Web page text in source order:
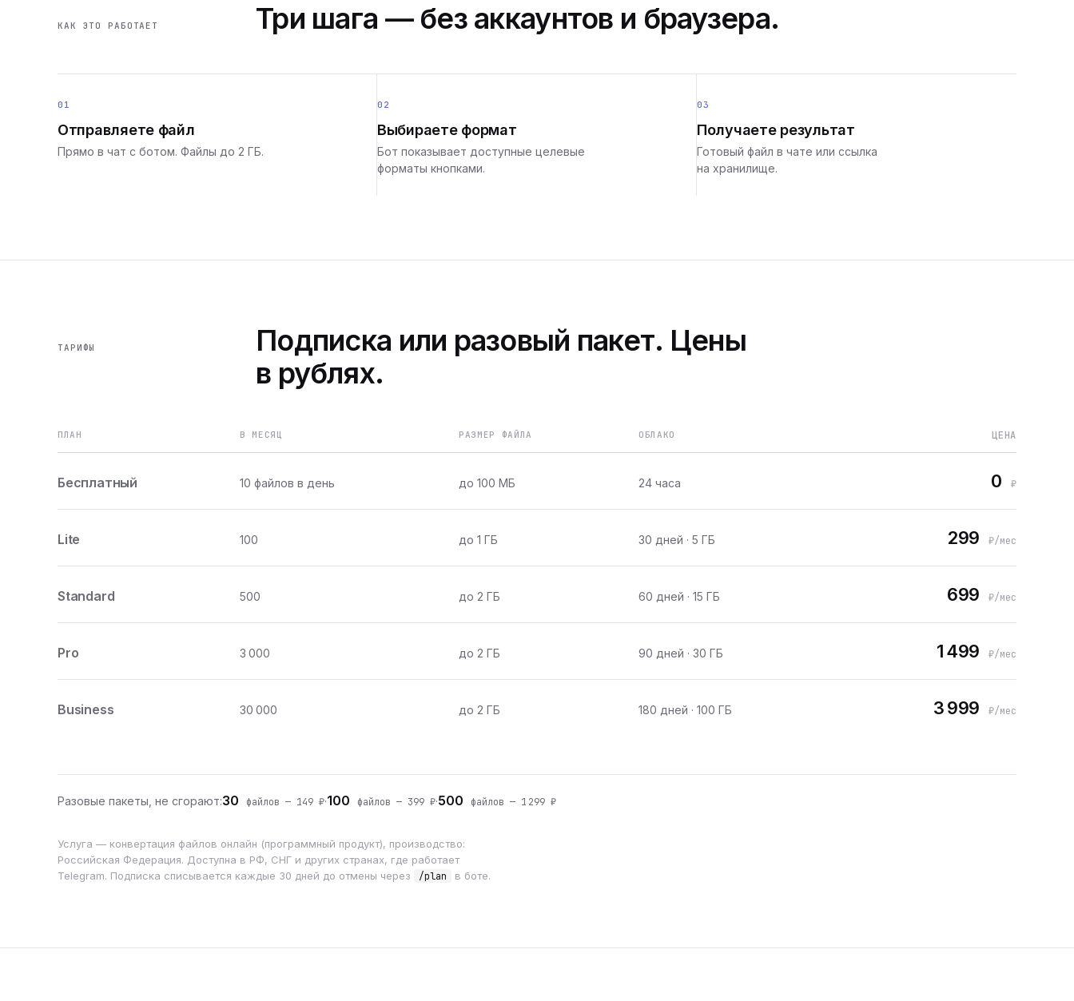
КАК ЭТО РАБОТАЕТ Три шага — без аккаунтов и браузера.
01
Отправляете файл
Прямо в чат с ботом. Файлы до 2 ГБ.
02
Выбираете формат
Бот показывает доступные целевые
форматы кнопками.
03
Получаете результат
Готовый файл в чате или ссылка
на хранилище.
ТАРИФЫ
Подписка или разовый пакет. Цены
в рублях.
ПЛАН В МЕСЯЦ РАЗМЕР ФАЙЛА ОБЛАКО ЦЕНА
Бесплатный 10 файлов в день до 100 МБ 24 часа 0 ₽
Lite 100 до 1 ГБ 30 дней · 5 ГБ 299 ₽/мес
Standard 500 до 2 ГБ 60 дней · 15 ГБ 699 ₽/мес
Pro 3 000 до 2 ГБ 90 дней · 30 ГБ 1 499 ₽/мес
Business 30 000 до 2 ГБ 180 дней · 100 ГБ 3 999 ₽/мес
Разовые пакеты, не сгорают:30 файлов — 149 ₽·100 файлов — 399 ₽·500 файлов — 1 299 ₽
Услуга — конвертация файлов онлайн (программный продукт), производство:
Российская Федерация. Доступна в РФ, СНГ и других странах, где работает
Telegram. Подписка списывается каждые 30 дней до отмены через
/plan в боте.